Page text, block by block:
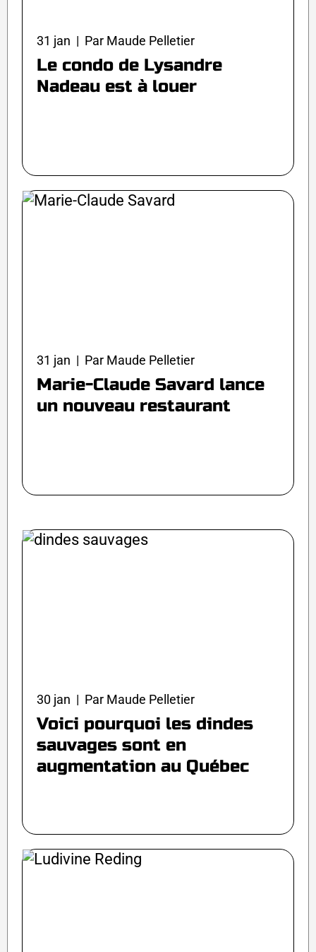
31 jan | Par Maude Pelletier
Le condo de Lysandre
Nadeau est à louer
31 jan | Par Maude Pelletier
Marie-Claude Savard lance
un nouveau restaurant
30 jan | Par Maude Pelletier
Voici pourquoi les dindes
sauvages sont en
augmentation au Québec